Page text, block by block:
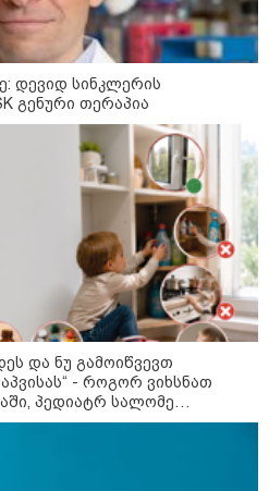
დევიდ სინკლერის
გენური თერაპია
და ნუ გამოიწვევთ
- როგორ ვიხსნათ
პედიატრ სალომე